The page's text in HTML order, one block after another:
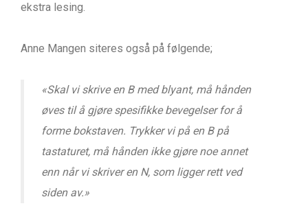
ekstra lesing.
Anne Mangen siteres også på følgende;
«Skal vi skrive en B med blyant, må hånden
øves til å gjøre spesifikke bevegelser for å
forme bokstaven. Trykker vi på en B på
tastaturet, må hånden ikke gjøre noe annet
enn når vi skriver en N, som ligger rett ved
siden av.»